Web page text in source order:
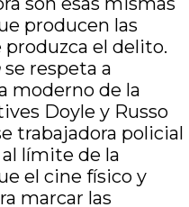
producen las
produzca el delito.
se respeta a
moderno de la
Doyle y Russo
trabajadora policial
límite de la
el cine físico y
marcar las